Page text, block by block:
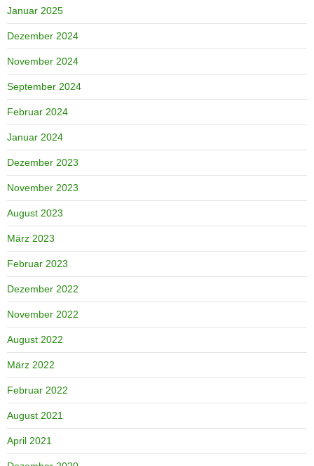
Januar 2025
Dezember 2024
November 2024
September 2024
Februar 2024
Januar 2024
Dezember 2023
November 2023
August 2023
März 2023
Februar 2023
Dezember 2022
November 2022
August 2022
März 2022
Februar 2022
August 2021
April 2021